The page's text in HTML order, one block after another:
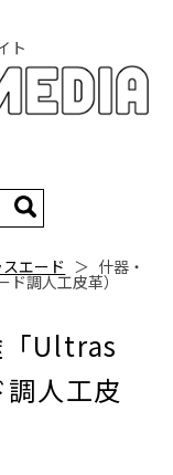
ト
エード ＞ 什器・
調人工皮革）
「Ultras
人工皮